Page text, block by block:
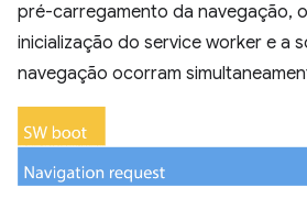
pré-carregamento da navegação,
inicialização do service worker e a
navegação ocorram